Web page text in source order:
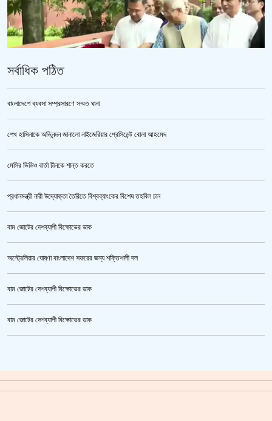
‘জুলাই গণঅভ্যুত্থান স্মৃতি জাদুঘর’ উদ্বোধন করলেন প্রধানমন্ত্রী
সর্বাধিক পঠিত
বাংলাদেশে ব্যবসা সম্প্রসারণে সম্মত ঘানা
শেখ হাসিনাকে অভিনন্দন জানালো নাইজেরিয়ার প্রেসিডেন্ট বোলা আহমেদ
মেসির ভিডিও বার্তা চীনকে শান্ত করতে
প্রধানমন্ত্রী নারী উদ্যোক্তা তৈরিতে বিশ্বব্যাংকের বিশেষ তহবিল চান
বাম জোটের দেশব্যাপী বিক্ষোভের ডাক
অস্ট্রেলিয়ার ঘোষণা বাংলাদেশ সফরের জন্য শক্তিশালী দল
বাম জোটের দেশব্যাপী বিক্ষোভের ডাক
বাম জোটের দেশব্যাপী বিক্ষোভের ডাক
গাজীপুর মহাসড়ক অবরোধ,সিটি করপোরেশনের গাড়ি চাপায় শ্রমিক নিহত